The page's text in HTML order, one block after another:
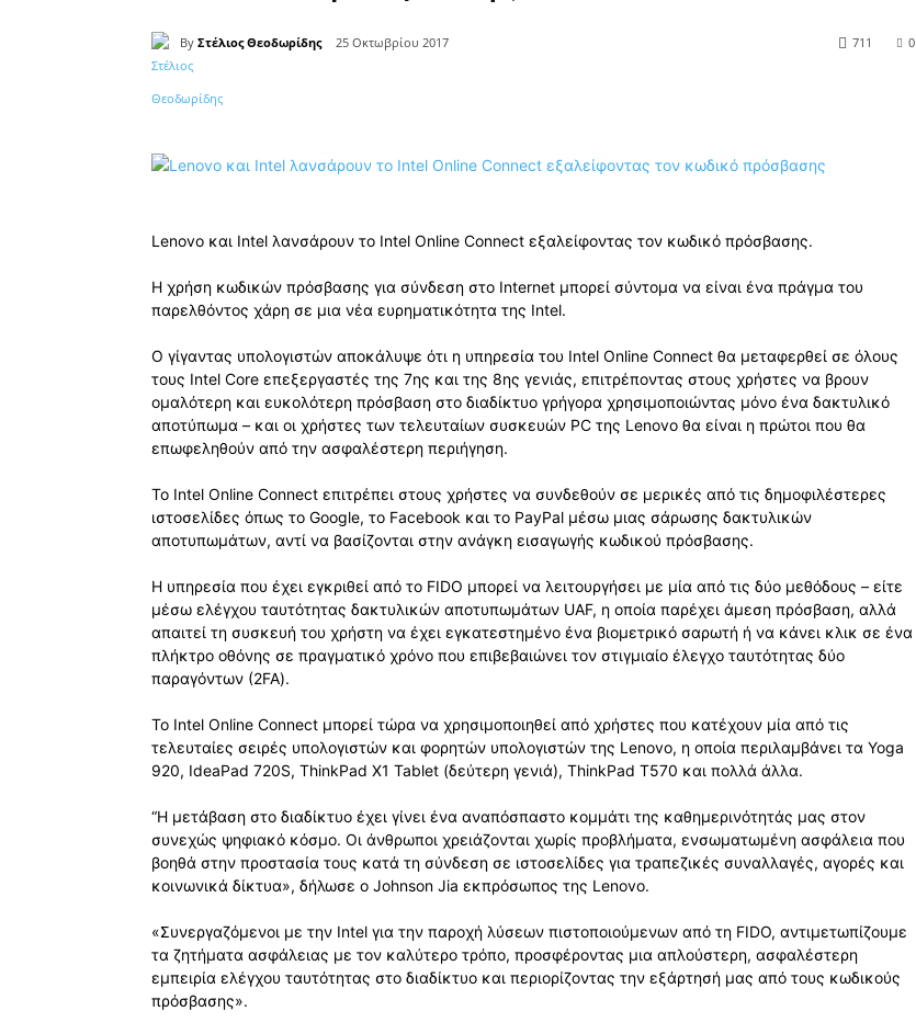
By Στέλιος Θεοδωρίδης 25 Οκτωβρίου 2017 0
711
Κοινοποίηση
Lenovo και Intel λανσάρουν το Intel Online Connect εξαλείφοντας τον κωδικό πρόσβασης.
Η χρήση κωδικών πρόσβασης για σύνδεση στο Internet μπορεί σύντομα να είναι ένα πράγμα του
παρελθόντος χάρη σε μια νέα ευρηματικότητα της Intel.
Ο γίγαντας υπολογιστών αποκάλυψε ότι η υπηρεσία του Intel Online Connect θα μεταφερθεί σε όλους
τους Intel Core επεξεργαστές της 7ης και της 8ης γενιάς, επιτρέποντας στους χρήστες να βρουν
ομαλότερη και ευκολότερη πρόσβαση στο διαδίκτυο γρήγορα χρησιμοποιώντας μόνο ένα δακτυλικό
αποτύπωμα – και οι χρήστες των τελευταίων συσκευών PC της Lenovo θα είναι η πρώτοι που θα
επωφεληθούν από την ασφαλέστερη περιήγηση.
Το Intel Online Connect επιτρέπει στους χρήστες να συνδεθούν σε μερικές από τις δημοφιλέστερες
ιστοσελίδες όπως το Google, το Facebook και το PayPal μέσω μιας σάρωσης δακτυλικών
αποτυπωμάτων, αντί να βασίζονται στην ανάγκη εισαγωγής κωδικού πρόσβασης.
Η υπηρεσία που έχει εγκριθεί από το FIDO μπορεί να λειτουργήσει με μία από τις δύο μεθόδους – είτε
μέσω ελέγχου ταυτότητας δακτυλικών αποτυπωμάτων UAF, η οποία παρέχει άμεση πρόσβαση, αλλά
απαιτεί τη συσκευή του χρήστη να έχει εγκατεστημένο ένα βιομετρικό σαρωτή ή να κάνει κλικ σε ένα
πλήκτρο οθόνης σε πραγματικό χρόνο που επιβεβαιώνει τον στιγμιαίο έλεγχο ταυτότητας δύο
παραγόντων (2FA).
Το Intel Online Connect μπορεί τώρα να χρησιμοποιηθεί από χρήστες που κατέχουν μία από τις
τελευταίες σειρές υπολογιστών και φορητών υπολογιστών της Lenovo, η οποία περιλαμβάνει τα Yoga
920, IdeaPad 720S, ThinkPad X1 Tablet (δεύτερη γενιά), ThinkPad T570 και πολλά άλλα.
“Η μετάβαση στο διαδίκτυο έχει γίνει ένα αναπόσπαστο κομμάτι της καθημερινότητάς μας στον
συνεχώς ψηφιακό κόσμο. Οι άνθρωποι χρειάζονται χωρίς προβλήματα, ενσωματωμένη ασφάλεια που
βοηθά στην προστασία τους κατά τη σύνδεση σε ιστοσελίδες για τραπεζικές συναλλαγές, αγορές και
κοινωνικά δίκτυα», δήλωσε ο Johnson Jia εκπρόσωπος της Lenovo.
«Συνεργαζόμενοι με την Intel για την παροχή λύσεων πιστοποιούμενων από τη FIDO, αντιμετωπίζουμε
τα ζητήματα ασφάλειας με τον καλύτερο τρόπο, προσφέροντας μια απλούστερη, ασφαλέστερη
εμπειρία ελέγχου ταυτότητας στο διαδίκτυο και περιορίζοντας την εξάρτησή μας από τους κωδικούς
πρόσβασης».